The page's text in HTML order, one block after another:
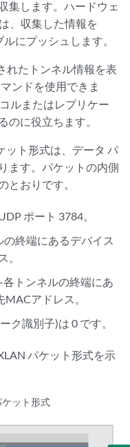
集します。ハードウェ
、収集した情報を
にプッシュします。
れたトンネル情報を表
ンドを使用できま
ルまたはレプリケー
のに役立ちます。
ット形式は、データ パ
ます。パケットの内側
とおりです。
ポート 3784。
終端にあるデバイス
。
トンネルの終端にあ
アドレス。
ク識別子)は 0 です。
パケット形式を示
ット形式